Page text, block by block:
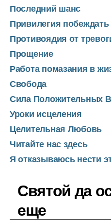
Последний шанс
Привилегия побеждать
Противоядия от
Прощение
Работа помазания в
Свобода
Сила Положительных
Уроки исцеления
Целительная Любовь
Читайте нас здесь
Я отказываюсь нести
Святой да
еще